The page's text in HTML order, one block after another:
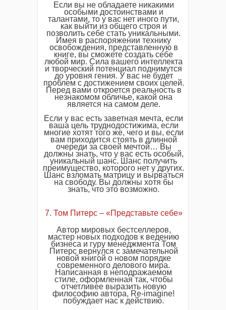
Если вы не обладаете никакими
особыми достоинствами и
талантами, то у вас нет иного пути,
как выйти из общего строя и
позволить себе стать уникальными.
Имея в распоряжении технику
освобождения, представленную в
книге, вы сможете создать себе
любой мир. Сила вашего интеллекта
и творческий потенциал поднимутся
до уровня гения. У вас не будет
проблем с достижением своих целей.
Перед вами откроется реальность в
незнакомом обличье, какой она
является на самом деле.
Если у вас есть заветная мечта, если
ваша цель труднодостижима, если
многие хотят того же, чего и вы, если
вам приходится стоять в длинной
очереди за своей мечтой… Вы
должны знать, что у вас есть особый,
уникальный шанс. Шанс получить
преимущество, которого нет у других.
Шанс взломать матрицу и вырваться
на свободу. Вы должны хотя бы
знать, что это возможно.
7. Том Питерс – «Представьте себе»
Автор мировых бестселлеров,
мастер новых подходов к ведению
бизнеса и гуру менеджмента Том
Питерс вернулся с замечательной
новой книгой о новом порядке
современного делового мира.
Написанная в неподражаемом
стиле, оформленная так, чтобы
отчетливее выразить новую
философию автора, Re-imagine!
побуждает нас к действию.